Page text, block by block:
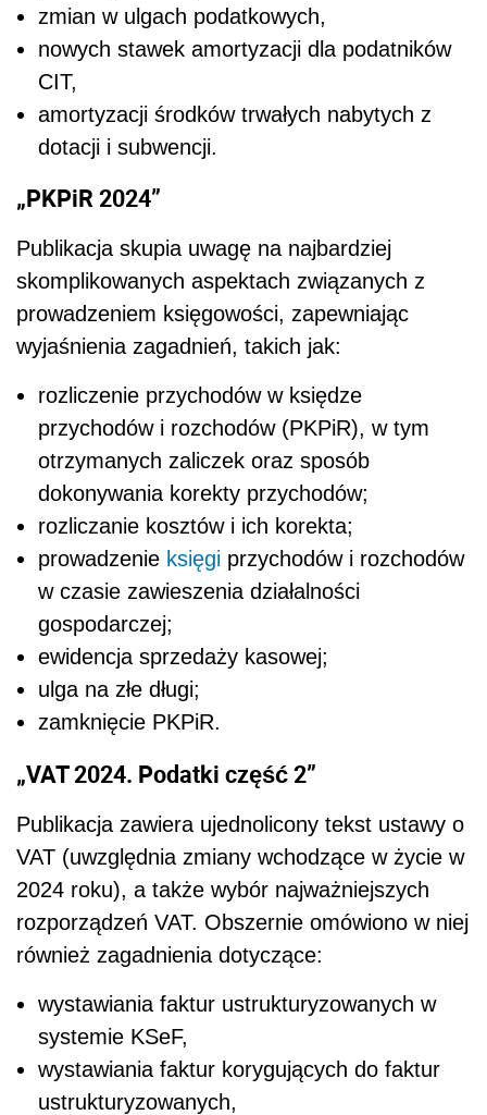
zmian w ulgach podatkowych,
nowych stawek amortyzacji dla podatników
CIT,
amortyzacji środków trwałych nabytych z
dotacji i subwencji.
„PKPiR 2024”
Publikacja skupia uwagę na najbardziej
skomplikowanych aspektach związanych z
prowadzeniem księgowości, zapewniając
wyjaśnienia zagadnień, takich jak:
rozliczenie przychodów w księdze
przychodów i rozchodów (PKPiR), w tym
otrzymanych zaliczek oraz sposób
dokonywania korekty przychodów;
rozliczanie kosztów i ich korekta;
prowadzenie księgi przychodów i rozchodów
w czasie zawieszenia działalności
gospodarczej;
ewidencja sprzedaży kasowej;
ulga na złe długi;
zamknięcie PKPiR.
„VAT 2024. Podatki część 2”
Publikacja zawiera ujednolicony tekst ustawy o
VAT (uwzględnia zmiany wchodzące w życie w
2024 roku), a także wybór najważniejszych
rozporządzeń VAT. Obszernie omówiono w niej
również zagadnienia dotyczące:
wystawiania faktur ustrukturyzowanych w
systemie KSeF,
wystawiania faktur korygujących do faktur
ustrukturyzowanych,